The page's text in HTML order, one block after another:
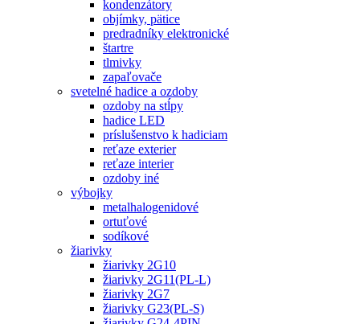
kondenzátory
objímky, pätice
predradníky elektronické
štartre
tlmivky
zapaľovače
svetelné hadice a ozdoby
ozdoby na stĺpy
hadice LED
príslušenstvo k hadiciam
reťaze exterier
reťaze interier
ozdoby iné
výbojky
metalhalogenidové
ortuťové
sodíkové
žiarivky
žiarivky 2G10
žiarivky 2G11(PL-L)
žiarivky 2G7
žiarivky G23(PL-S)